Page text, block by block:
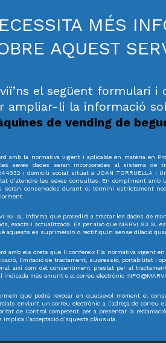
MÉS
AQUEST
el següent formulari
ampliar-li la informació
de vending de
amb la normativa vigent i aplicable en matèria en
seves dades seran incorporades al sistema de
i domicili social situat a JOAN TORRUELLA I
d’atendre les seves consultes. En compliment amb
seran conservades durant el termini estrictament
93 SL informa que procedirà a tractar les dades de
exacta i actualitzada. És per això que MARVI 93 SL
aquests es suprimeixin o rectifiquin sense dilació
amb els drets que li confereix l’la normativa vigent
limitació de tractament, supressió, portabilitat i
així com del consentiment prestat per al
indicada més amunt o al correu electrònic
que podrà revocar en qualsevol moment el
enviant un correu electrònic a l’adreça de correu
de Control competent per a presentar la
implica l’acceptació d’aquesta clàusula.